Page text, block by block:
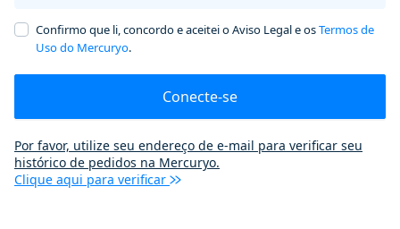
Confirmo que li, concordo e aceitei o Aviso Legal e osTermos de
Uso do Mercuryo.
Conecte-se
Por favor, utilize seu endereço de e-mail para verificar seu
histórico de pedidos na Mercuryo.
Clique aqui para verificar